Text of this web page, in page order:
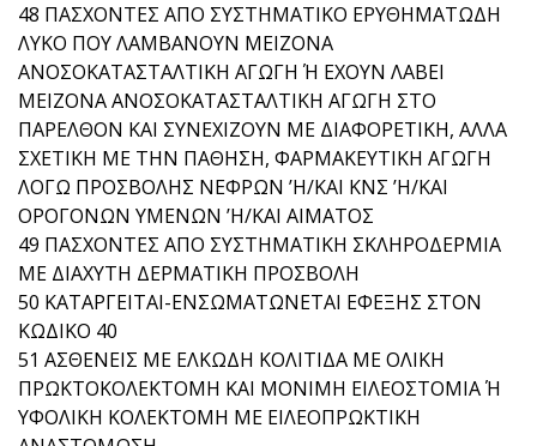
48 ΠΑΣΧΟΝΤΕΣ ΑΠΟ ΣΥΣΤΗΜΑΤΙΚΟ ΕΡΥΘΗΜΑΤΩΔΗ
ΛΥΚΟ ΠΟΥ ΛΑΜΒΑΝΟΥΝ ΜΕΙΖΟΝΑ
ΑΝΟΣΟΚΑΤΑΣΤΑΛΤΙΚΗ ΑΓΩΓΗ Ή ΕΧΟΥΝ ΛΑΒΕΙ
ΜΕΙΖΟΝΑ ΑΝΟΣΟΚΑΤΑΣΤΑΛΤΙΚΗ ΑΓΩΓΗ ΣΤΟ
ΠΑΡΕΛΘΟΝ ΚΑΙ ΣΥΝΕΧΙΖΟΥΝ ΜΕ ΔΙΑΦΟΡΕΤΙΚΗ, ΑΛΛΑ
ΣΧΕΤΙΚΗ ΜΕ ΤΗΝ ΠΑΘΗΣΗ, ΦΑΡΜΑΚΕΥΤΙΚΗ ΑΓΩΓΗ
ΛΟΓΩ ΠΡΟΣΒΟΛΗΣ ΝΕΦΡΩΝ ’Η/ΚΑΙ ΚΝΣ ’Η/ΚΑΙ
ΟΡΟΓΟΝΩΝ ΥΜΕΝΩΝ ’Η/ΚΑΙ ΑΙΜΑΤΟΣ
49 ΠΑΣΧΟΝΤΕΣ ΑΠΟ ΣΥΣΤΗΜΑΤΙΚΗ ΣΚΛΗΡΟΔΕΡΜΙΑ
ΜΕ ΔΙΑΧΥΤΗ ΔΕΡΜΑΤΙΚΗ ΠΡΟΣΒΟΛΗ
50 ΚΑΤΑΡΓΕΙΤΑΙ-ΕΝΣΩΜΑΤΩΝΕΤΑΙ ΕΦΕΞΗΣ ΣΤΟΝ
ΚΩΔΙΚΟ 40
51 ΑΣΘΕΝΕΙΣ ΜΕ ΕΛΚΩΔΗ ΚΟΛΙΤΙΔΑ ΜΕ ΟΛΙΚΗ
ΠΡΩΚΤΟΚΟΛΕΚΤΟΜΗ ΚΑΙ ΜΟΝΙΜΗ ΕΙΛΕΟΣΤΟΜΙΑ Ή
ΥΦΟΛΙΚΗ ΚΟΛΕΚΤΟΜΗ ΜΕ ΕΙΛΕΟΠΡΩΚΤΙΚΗ